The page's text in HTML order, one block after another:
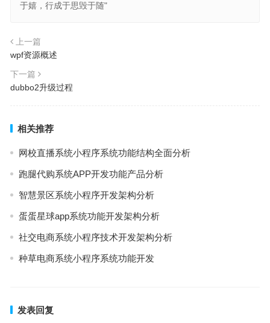
于嬉，行成于思毁于随"
上一篇
wpf资源概述
下一篇
dubbo2升级过程
相关推荐
网校直播系统小程序系统功能结构全面分析
跑腿代购系统APP开发功能产品分析
智慧景区系统小程序开发架构分析
蛋蛋星球app系统功能开发架构分析
社交电商系统小程序技术开发架构分析
种草电商系统小程序系统功能开发
发表回复